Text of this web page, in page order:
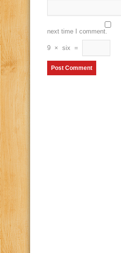
next time I comment.
9 × six =